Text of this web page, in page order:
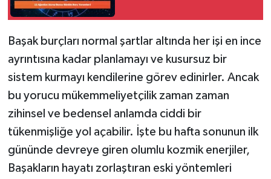
Başak burçları normal şartlar altında her işi en ince
ayrıntısına kadar planlamayı ve kusursuz bir
sistem kurmayı kendilerine görev edinirler. Ancak
bu yorucu mükemmeliyetçilik zaman zaman
zihinsel ve bedensel anlamda ciddi bir
tükenmişliğe yol açabilir. İşte bu hafta sonunun ilk
gününde devreye giren olumlu kozmik enerjiler,
Başakların hayatı zorlaştıran eski yöntemleri